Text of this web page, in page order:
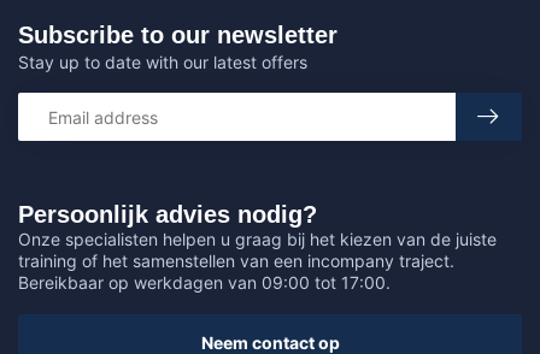
Persoonlijk advies nodig?
Onze specialisten helpen u graag bij het kiezen van de juiste
training of het samenstellen van een incompany traject.
Bereikbaar op werkdagen van 09:00 tot 17:00.
Neem contact op
Subscribe to our newsletter
Stay up to date with our latest offers